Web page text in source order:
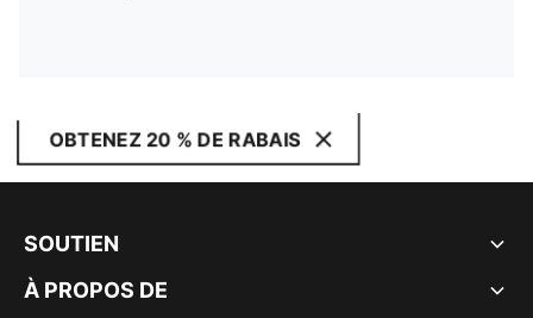
OBTENEZ 20 % DE RABAIS
SOUTIEN
À PROPOS DE